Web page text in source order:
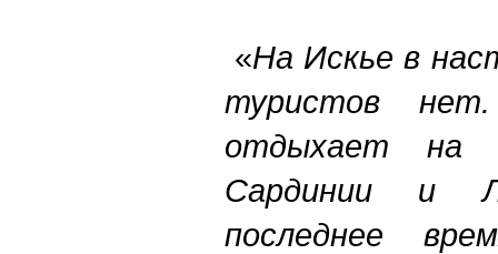
«На Искье в
туристов
отдыхает на
Сардинии и
последнее